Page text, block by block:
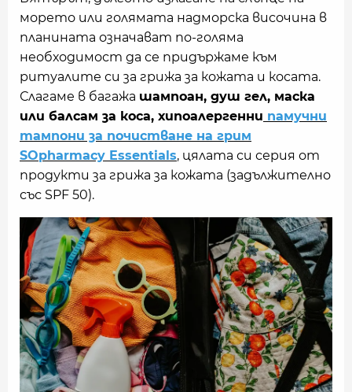
морето или голямата надморска височина в
планината означават по-голяма
необходимост да се придържаме към
ритуалите си за грижа за кожата и косата.
Слагаме в багажа шампоан, душ гел, маска
или балсам за коса, хипоалергенни памучни
тампони за почистване на грим
SOpharmacy Essentials, цялата си серия от
продукти за грижа за кожата (задължително
със SPF 50).